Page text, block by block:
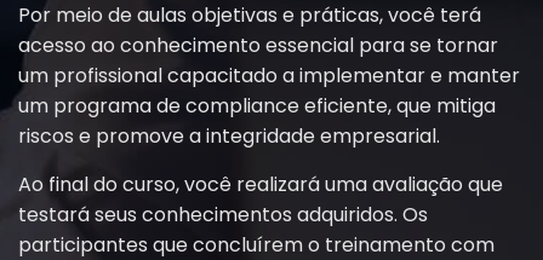
Por meio de aulas objetivas e práticas, você terá
acesso ao conhecimento essencial para se tornar
um profissional capacitado a implementar e manter
um programa de compliance eficiente, que mitiga
riscos e promove a integridade empresarial.
Ao final do curso, você realizará uma avaliação que
testará seus conhecimentos adquiridos. Os
participantes que concluírem o treinamento com